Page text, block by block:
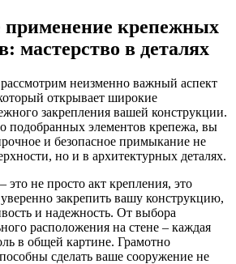
крепежных
мастерство в деталях
неизменно важный аспект
открывает широкие
закрепления вашей конструкции.
подобранных элементов крепежа, вы
и безопасное примыкание не
но и в архитектурных деталях.
– это не просто акт крепления, это
закрепить вашу конструкцию,
и надежность. От выбора
расположения на стене – каждая
в общей картине. Грамотно
сделать ваше сооружение не